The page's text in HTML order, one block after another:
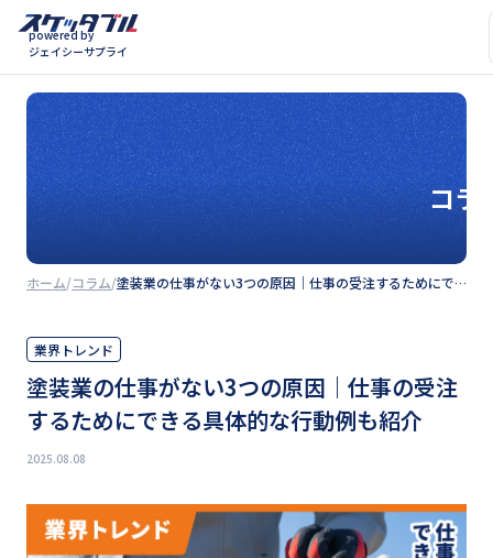
powered by
ジェイシーサプライ
コラ
ホーム コラム 塗装業の仕事がない3つの原因｜仕事の受注するためにできる具体的な行動例も紹介
業界トレンド
塗装業の仕事がない3つの原因｜仕事の受注
するためにできる具体的な行動例も紹介
2025.08.08